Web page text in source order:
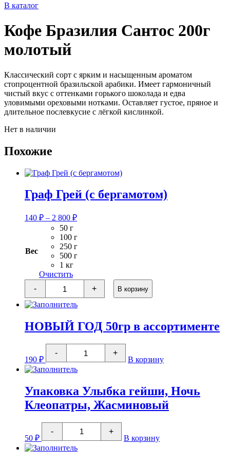
В каталог
Кофе Бразилия Сантос 200г
молотый
Классический сорт с ярким и насыщенным ароматом
стопроцентной бразильской арабики. Имеет гармоничный
чистый вкус с оттенками горького шоколада и едва
уловимыми ореховыми нотками. Оставляет густое, пряное и
длительное послевкусие с лёгкой кислинкой.
Нет в наличии
Похожие
Граф Грей (с бергамотом)
140 ₽ – 2 800 ₽Диапазон
140 ₽
–
2
Вес
50 г
100 г
250 г
500 г
1 кг
Очистить
-
Количество
товара
Граф
Грей
бергамотом)
+ В корзину
НОВЫЙ ГОД 50гр в ассортименте
190 ₽
-
Количество
товара
НОВЫЙ
ГОД
в
ассортименте
+
В корзину
Упаковка Улыбка гейши, Ночь
Клеопатры, Жасминовый
50 ₽
-
Количество
товара
Упаковка
Улыбка
+
В корзину